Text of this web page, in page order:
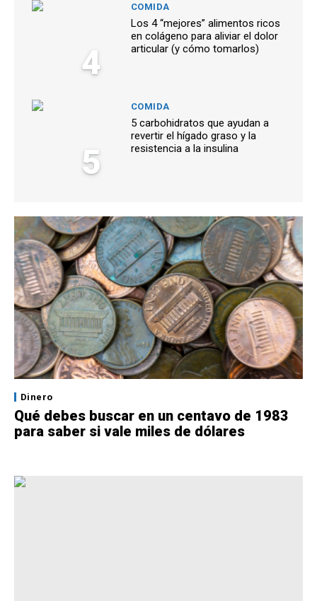
4
COMIDA
Los 4 “mejores” alimentos ricos
en colágeno para aliviar el dolor
articular (y cómo tomarlos)
5
COMIDA
5 carbohidratos que ayudan a
revertir el hígado graso y la
resistencia a la insulina
Dinero
Qué debes buscar en un centavo de 1983
para saber si vale miles de dólares